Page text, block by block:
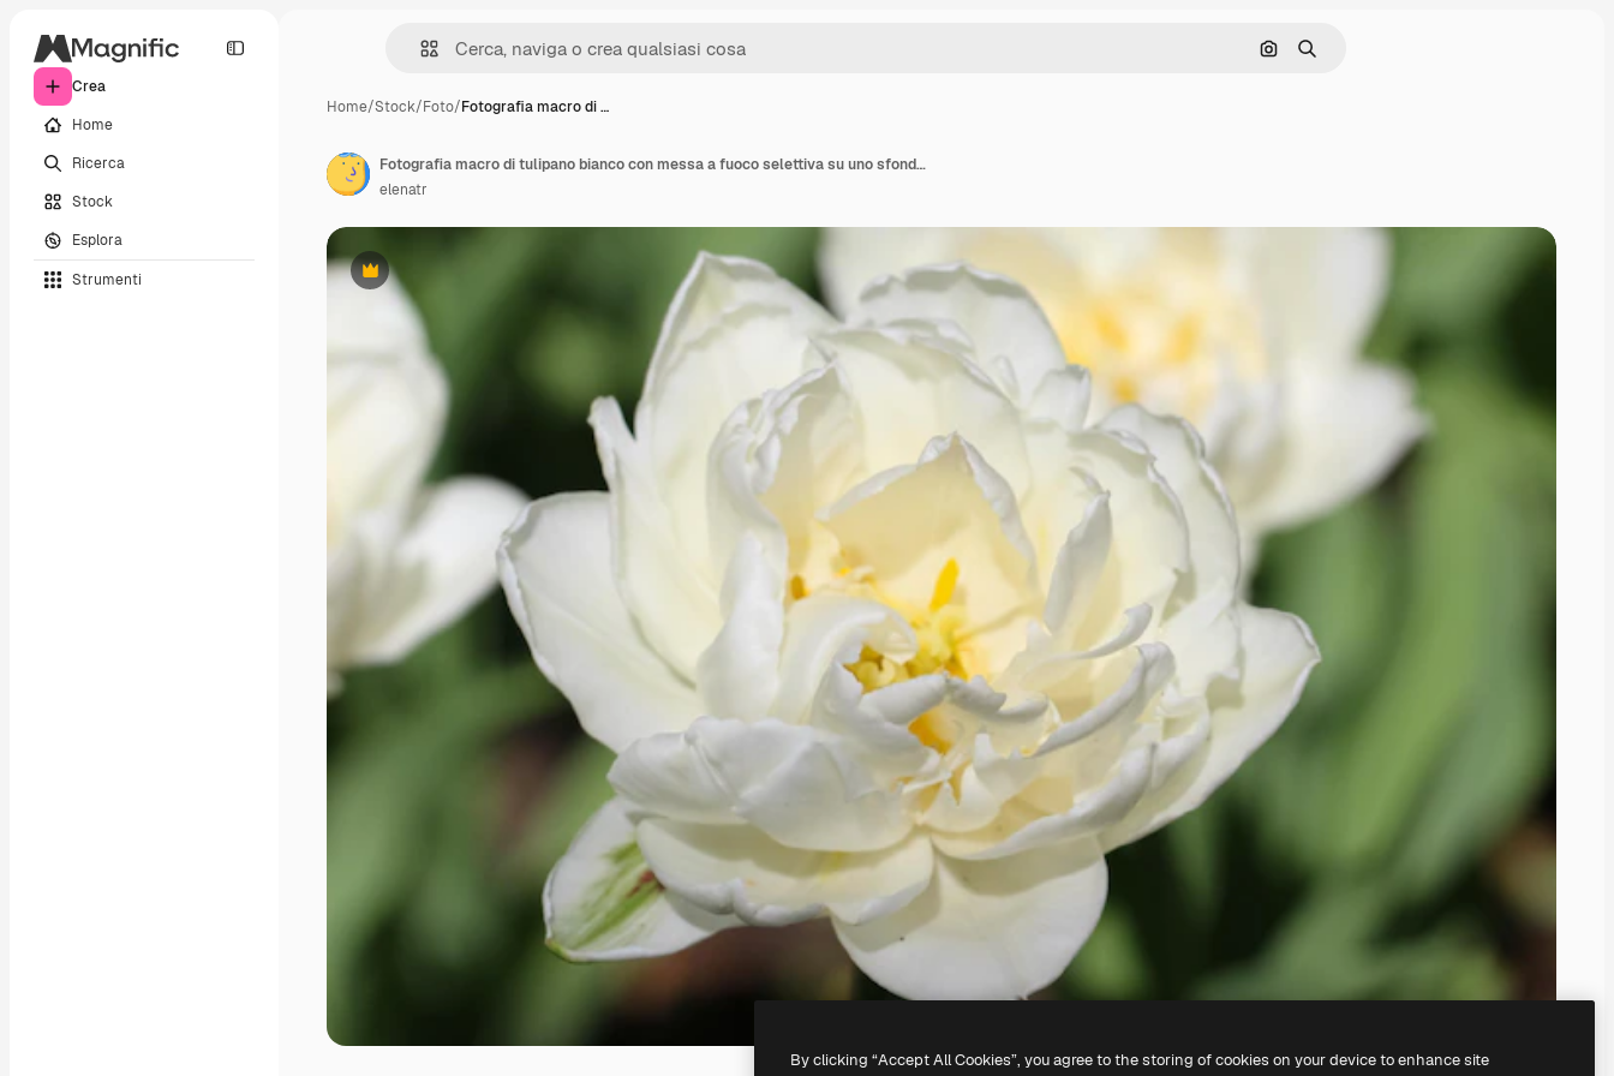
Crea
Home
Ricerca
Stock
Esplora
Strumenti
Cerca per immagine
Ricerca
Home/Stock/Foto/Fotografia macro di …
Premium
Fotografia macro di tulipano bianco con messa a fuoco selettiva su uno sfondo verde morbido sfocato naturale
elenatr
By clicking “Accept All Cookies”, you agree to the storing of cookies on your device to enhance site